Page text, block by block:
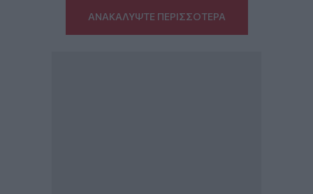
ΑΝΑΚΑΛΥΨΤΕ ΠΕΡΙΣΣΟΤΕΡΑ